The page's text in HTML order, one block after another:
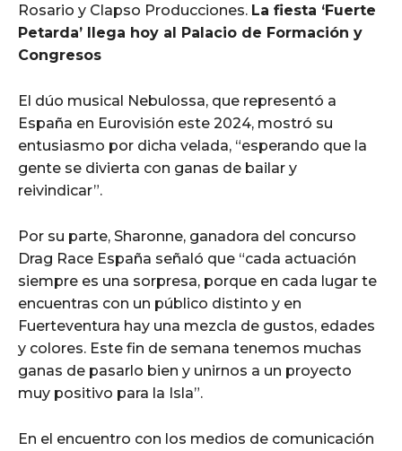
Rosario y Clapso Producciones. La fiesta ‘Fuerte
Petarda’ llega hoy al Palacio de Formación y
Congresos
El dúo musical Nebulossa, que representó a
España en Eurovisión este 2024, mostró su
entusiasmo por dicha velada, “esperando que la
gente se divierta con ganas de bailar y
reivindicar”.
Por su parte, Sharonne, ganadora del concurso
Drag Race España señaló que “cada actuación
siempre es una sorpresa, porque en cada lugar te
encuentras con un público distinto y en
Fuerteventura hay una mezcla de gustos, edades
y colores. Este fin de semana tenemos muchas
ganas de pasarlo bien y unirnos a un proyecto
muy positivo para la Isla”.
En el encuentro con los medios de comunicación